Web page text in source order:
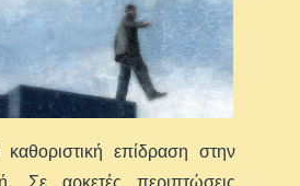
επίδραση στην
Σε αρκετές περιπτώσεις